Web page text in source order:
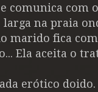
comunica com
na praia
marido fica
Ela aceita o
erótico